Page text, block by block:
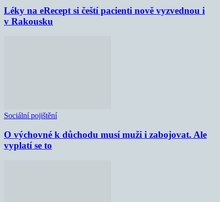
Léky na eRecept si čeští pacienti nově vyzvednou i
v Rakousku
Sociální pojištění
O výchovné k důchodu musí muži i zabojovat. Ale
vyplatí se to